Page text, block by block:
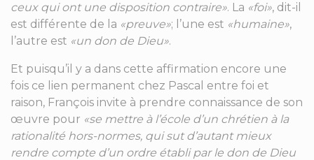
ceux qui ont une disposition contraire». La «foi», dit-il
est différente de la «preuve»; l’une est «humaine»,
l’autre est «un don de Dieu».
Et puisqu’il y a dans cette affirmation encore une
fois ce lien permanent chez Pascal entre foi et
raison, François invite à prendre connaissance de son
œuvre pour «se mettre à l’école d’un chrétien à la
rationalité hors-normes, qui sut d’autant mieux
rendre compte d’un ordre établi par le don de Dieu